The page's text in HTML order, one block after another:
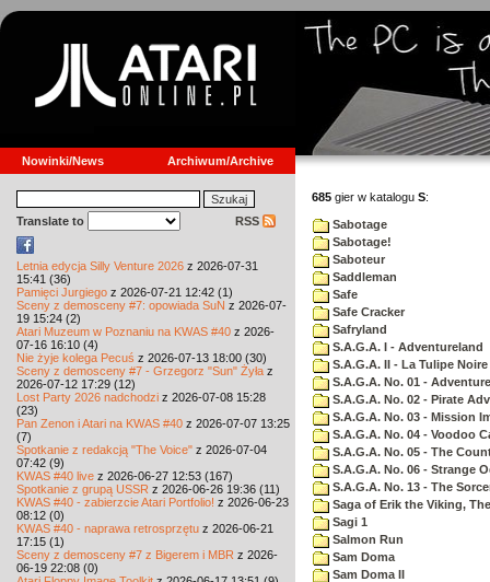
Nowinki/News Archiwum/Archive
Translate to RSS
Letnia edycja Silly Venture 2026 z 2026-07-31
15:41 (36)
Pamięci Jurgiego z 2026-07-21 12:42 (1)
Sceny z demosceny #7: opowiada SuN z 2026-07-
19 15:24 (2)
Atari Muzeum w Poznaniu na KWAS #40 z 2026-
07-16 16:10 (4)
Nie żyje kolega Pecuś z 2026-07-13 18:00 (30)
Sceny z demosceny #7 - Grzegorz "Sun" Żyła z
2026-07-12 17:29 (12)
Lost Party 2026 nadchodzi z 2026-07-08 15:28
(23)
Pan Zenon i Atari na KWAS #40 z 2026-07-07 13:25
(7)
Spotkanie z redakcją "The Voice" z 2026-07-04
07:42 (9)
KWAS #40 live z 2026-06-27 12:53 (167)
Spotkanie z grupą USSR z 2026-06-26 19:36 (11)
KWAS #40 - zabierzcie Atari Portfolio! z 2026-06-23
08:12 (0)
KWAS #40 - naprawa retrosprzętu z 2026-06-21
17:15 (1)
Sceny z demosceny #7 z Bigerem i MBR z 2026-
06-19 22:08 (0)
685 gier w katalogu S:
Sabotage
Sabotage!
Saboteur
Saddleman
Safe
Safe Cracker
Safryland
S.A.G.A. I - Adventureland
S.A.G.A. II - La Tulipe Noire
S.A.G.A. No. 01 -
S.A.G.A. No. 02 - Pirate
S.A.G.A. No. 03 - Mission
S.A.G.A. No. 04 - Voodoo
S.A.G.A. No. 05 - The
S.A.G.A. No. 06 - Strange
S.A.G.A. No. 13 - The
Saga of Erik the Viking, The
Sagi 1
Salmon Run
Sam Doma
Sam Doma II